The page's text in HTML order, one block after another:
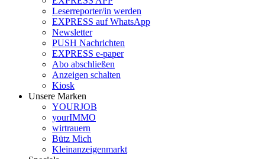
Leserreporter/in werden
EXPRESS auf WhatsApp
Newsletter
PUSH Nachrichten
EXPRESS e-paper
Abo abschließen
Anzeigen schalten
Kiosk
Unsere Marken
YOURJOB
yourIMMO
wirtrauern
Bütz Mich
Kleinanzeigenmarkt